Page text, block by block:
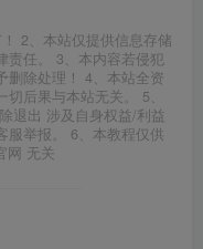
2、本站仅提供信息存储
责任。 3、本内容若侵犯
删除处理！ 4、本站全资
后果与本站无关。 5、
退出 涉及自身权益/利益
服举报。 6、本教程仅供
网 无关